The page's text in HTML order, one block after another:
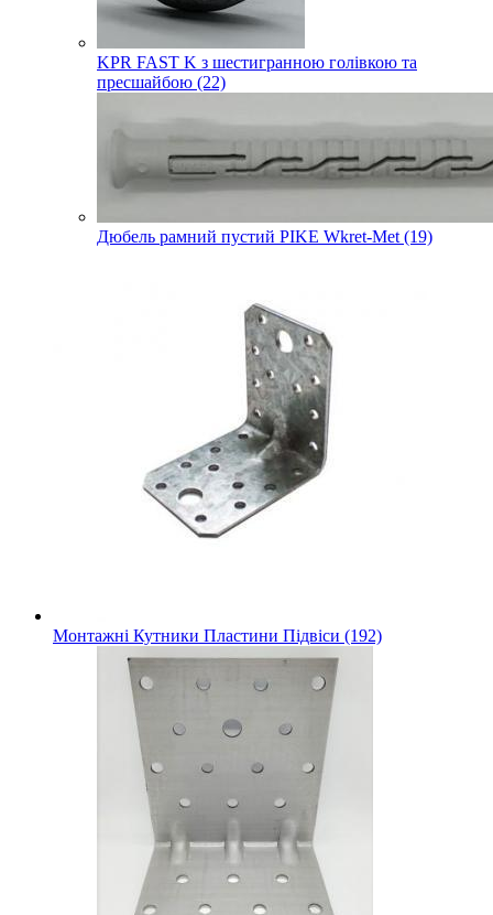
KPR FAST K з шестигранною голівкою та
пресшайбою (22)
Дюбель рамний пустий PIKE Wkret-Met (19)
Монтажні Кутники Пластини Підвіси (192)